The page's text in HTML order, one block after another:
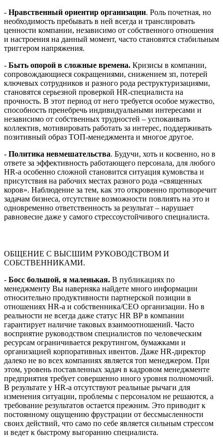
- Нравственный ориентир организации. Роль почетная, но
необходимость пребывать в ней всегда и транслировать
ценности компании, независимо от собственного отношения
и настроения на данный момент, часто становятся стабильным
триггером напряжения.
- Быть опорой в сложные времена. Кризисы в компании,
сопровождающиеся сокращениями, снижением зп, потерей
ключевых сотрудников и разного рода реструктуризациями,
становятся серьезной проверкой HR-специалиста на
прочность. В этот период от него требуется особое мужество,
способность пренебречь индивидуальными интересами и
независимо от собственных трудностей – успокаивать
коллектив, мотивировать работать за интерес, поддерживать
позитивный образ ТОП-менеджмента и многое другое.
- Политика невмешательства. Будучи, хоть и косвенно, но в
ответе за эффективность работающего персонала, для любого
HR-а особенно сложной становится ситуация кумовства и
присутствия на рабочих местах разного рода «священных
коров». Наблюдение за тем, как это откровенно противоречит
задачам бизнеса, отсутствие возможности повлиять на это и
одновременно ответственность за результат – нарушает
равновесие даже у самого стрессоустойчивого специалиста.
ОБЩЕНИЕ С ВЫСШИМ РУКОВОДСТВОМ И
СОБСТВЕННИКАМИ.
- Босс большой, я маленькая. В публикациях по
менеджменту Вы наверняка найдете много информации
относительно продуктивности партнерской позиции в
отношениях HR-a и собственника/CEO организации. Но в
реальности не всегда даже статус HR BP в компании
гарантирует наличие таковых взаимоотношений. Часто
восприятие руководством специалистов по человеческим
ресурсам ограничивается рекрутингом, бумажками и
организацией корпоративных ивентов. Даже HR-директор
далеко не во всех компаниях является топ менеджером. При
этом, уровень поставленных задач в кадровом менеджменте
предприятия требует совершенно иного уровня полномочий.
В результате у HR-а отсутствуют реальные рычаги для
изменения ситуации, проблемы с персоналом не решаются, а
требование результатов остается прежним. Это приводит к
постоянному ощущению фрустрации от бессмысленности
своих действий, что само по себе является сильным стрессом
и ведет к быстрому выгоранию специалиста.